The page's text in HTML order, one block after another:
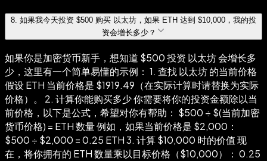
8. 如果我今天投资 $500 购买 以太坊，如果 ETH 达到 $10,000，我的投
资会增长多少？
如果你是加密货币新手，想知道 $500 投资 以太坊 会增长多
少，这里有一个简单易懂的示例： 1. 查找 以太坊 的当前价格
假设 ETH 当前价格是 $1919.49（在实际计算时请替换为实际
价格）。 2. 计算你能购买多少 你需要将你的投资金额除以当
前价格，以下是公式，希望对你有帮助： $500 ÷ $(当前加密
货币价格) = ETH 数量 例如，如果当前价格是 $2,000：
$500 ÷ $2,000 = 0.25 ETH 3. 计算 $10,000 时的价值 现
在，将你拥有的 ETH 数量乘以目标价格（$10,000）： 0.25